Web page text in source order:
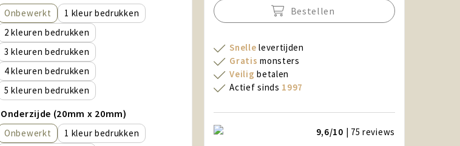
Onbewerkt
1
2
3
4
5
Onderzijde (20mm x 20mm)
Onbewerkt
1
Bestellen
Snelle levertijden
Gratis monsters
Veilig betalen
Actief sinds 1997
9,6/10 | 75reviews